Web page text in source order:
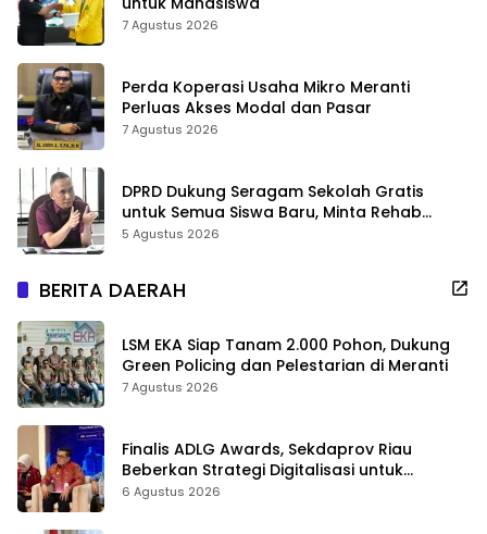
7 Agustus 2026
Perda Koperasi Usaha Mikro Meranti
Perluas Akses Modal dan Pasar
7 Agustus 2026
DPRD Dukung Seragam Sekolah Gratis
untuk Semua Siswa Baru, Minta Rehab
Sekolah Jangan Dikurangi
5 Agustus 2026
BERITA DAERAH
LSM EKA Siap Tanam 2.000 Pohon, Dukung
Green Policing dan Pelestarian di Meranti
7 Agustus 2026
Finalis ADLG Awards, Sekdaprov Riau
Beberkan Strategi Digitalisasi untuk
Tingkatkan Layanan Publik
6 Agustus 2026